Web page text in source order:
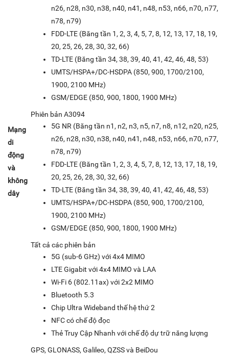
Mạng
di
động
và
không
dây
n26, n28, n30, n38, n40, n41, n48, n53, n66, n70, n77,
n78, n79)
FDD‑LTE (Băng tần 1, 2, 3, 4, 5, 7, 8, 12, 13, 17, 18, 19,
20, 25, 26, 28, 30, 32, 66)
TD‑LTE (Băng tần 34, 38, 39, 40, 41, 42, 46, 48, 53)
UMTS/HSPA+/DC-HSDPA (850, 900, 1700/2100,
1900, 2100 MHz)
GSM/EDGE (850, 900, 1800, 1900 MHz)
Phiên bản A3094
5G NR (Băng tần n1, n2, n3, n5, n7, n8, n12, n20, n25,
n26, n28, n30, n38, n40, n41, n48, n53, n66, n70, n77,
n78, n79)
FDD‑LTE (Băng tần 1, 2, 3, 4, 5, 7, 8, 12, 13, 17, 18, 19,
20, 25, 26, 28, 30, 32, 66)
TD‑LTE (Băng tần 34, 38, 39, 40, 41, 42, 46, 48, 53)
UMTS/HSPA+/DC-HSDPA (850, 900, 1700/2100,
1900, 2100 MHz)
GSM/EDGE (850, 900, 1800, 1900 MHz)
Tất cả các phiên bản
5G (sub‑6 GHz) với 4x4 MIMO
LTE Gigabit với 4x4 MIMO và LAA
Wi‑Fi 6 (802.11ax) với 2x2 MIMO
Bluetooth 5.3
Chip Ultra Wideband thế hệ thứ 2
NFC có chế độ đọc
Thẻ Truy Cập Nhanh với chế độ dự trữ năng lượng
GPS, GLONASS, Galileo, QZSS và BeiDou